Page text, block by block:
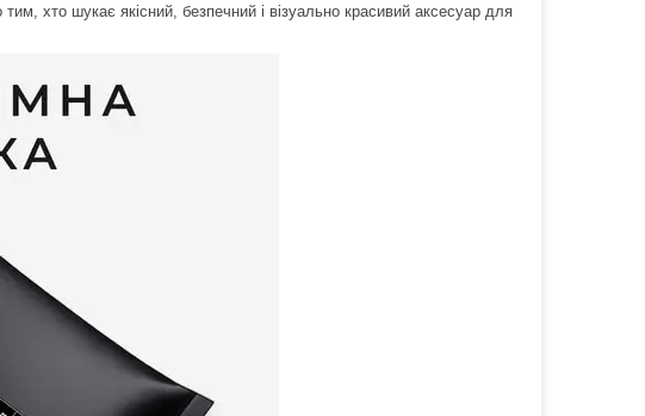
хто шукає якісний, безпечний і візуально красивий аксесуар для